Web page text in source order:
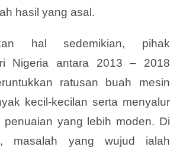
hasil yang asal.
hal sedemikian, pihak
Nigeria antara 2013 – 2018
ratusan buah mesin
kecil-kecilan serta menyalur
penuaian yang lebih moden. Di
masalah yang wujud ialah